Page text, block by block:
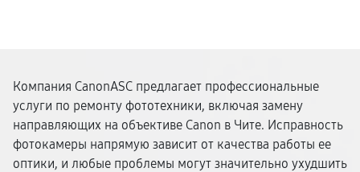
Компания CanonASC предлагает профессиональные
услуги по ремонту фототехники, включая замену
направляющих на объективе Canon в Чите. Исправность
фотокамеры напрямую зависит от качества работы ее
оптики, и любые проблемы могут значительно ухудшить